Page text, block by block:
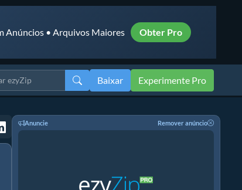
Anúncios • Arquivos Maiores Obter Pro
Baixar Experimente Pro
Anuncie Remover anúncio